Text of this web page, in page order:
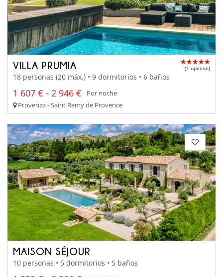
VILLA PRUMIA (1 opinion)
18 personas (20 máx.) • 9 dormitorios • 6 baños
1 607 € - 2 946 €
Por noche
Provenza - Saint Remy de Provence
MAISON SÉJOUR
10 personas • 5 dormitorios • 5 baños